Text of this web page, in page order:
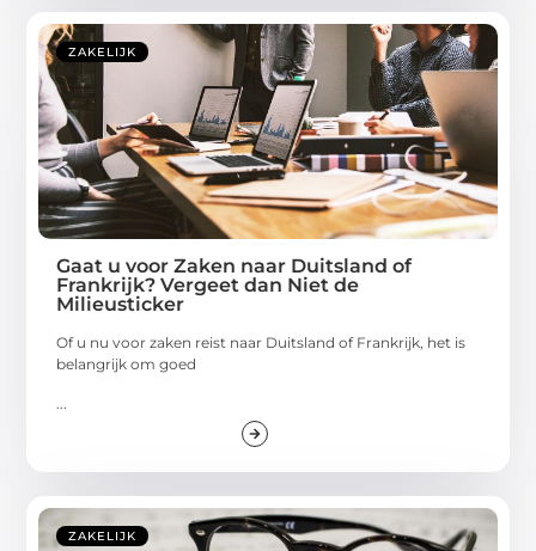
ZAKELIJK
Gaat u voor Zaken naar Duitsland of
Frankrijk? Vergeet dan Niet de
Milieusticker
Of u nu voor zaken reist naar Duitsland of Frankrijk, het is
belangrijk om goed
ZAKELIJK